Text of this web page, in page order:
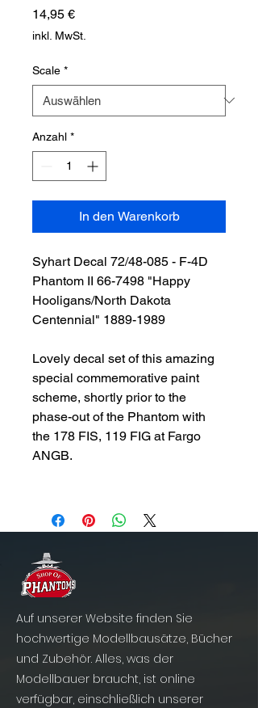
14,95 €Preis
inkl. MwSt.
Scale *
Anzahl *
In den Warenkorb
Syhart Decal 72/48-085 - F-4D
Phantom II 66-7498 "Happy
Hooligans/North Dakota
Centennial" 1889-1989
Lovely decal set of this amazing
special commemorative paint
scheme, shortly prior to the
phase-out of the Phantom with
the 178 FIS, 119 FIG at Fargo
ANGB.
Auf unserer Website finden Sie
hochwertige Modellbausätze, Bücher
und Zubehör. Alles, was der
Modellbauer braucht, ist online
verfügbar, einschließlich unserer